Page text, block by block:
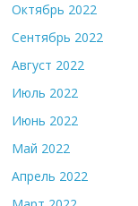
Октябрь 2022
Сентябрь 2022
Август 2022
Июль 2022
Июнь 2022
Май 2022
Апрель 2022